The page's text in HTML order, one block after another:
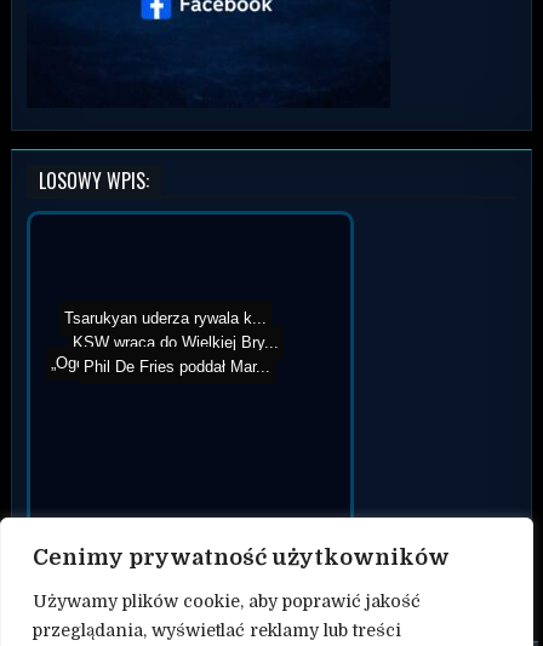
Cenimy prywatność użytkowników
Używamy plików cookie, aby poprawić jakość
przeglądania, wyświetlać reklamy lub treści
LOSOWY WPIS:
KSW wraca do Wielkiej Bry...
„Ogolę mu łeb i uśpi...
Tsarukyan uderza rywala k...
Phil De Fries poddał Mar...